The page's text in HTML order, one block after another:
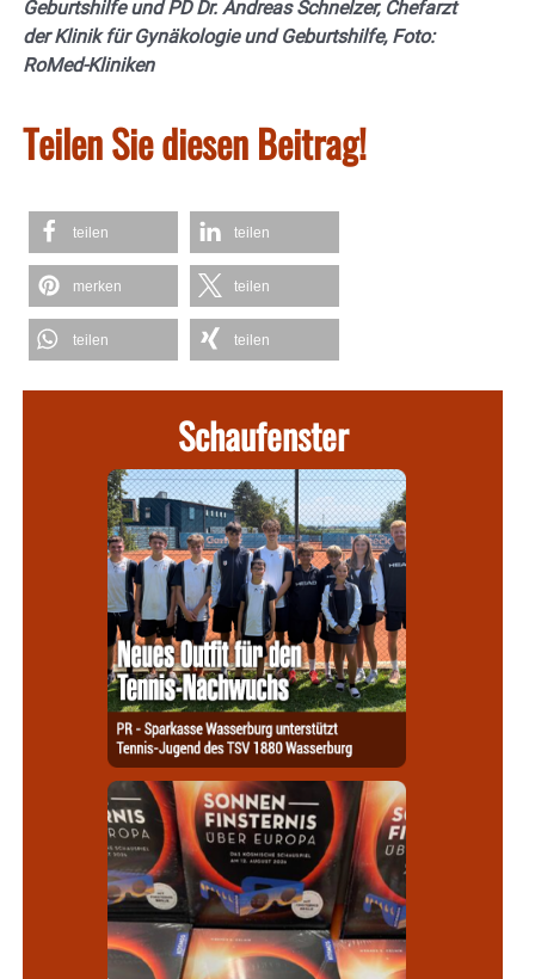
Geburtshilfe und PD Dr. Andreas Schnelzer, Chefarzt
der Klinik für Gynäkologie und Geburtshilfe, Foto:
RoMed-Kliniken
Teilen Sie diesen Beitrag!
teilen teilen
merken teilen
teilen teilen
Schaufenster